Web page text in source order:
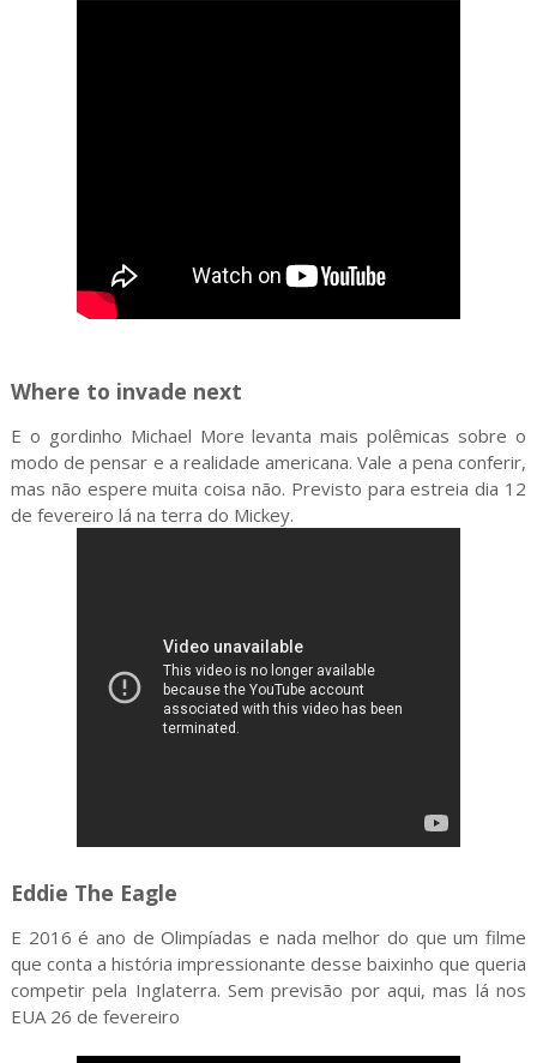
Where to invade next
E o gordinho Michael More levanta mais polêmicas sobre o
modo de pensar e a realidade americana. Vale a pena conferir,
mas não espere muita coisa não. Previsto para estreia dia 12
de fevereiro lá na terra do Mickey.
Eddie The Eagle
E 2016 é ano de Olimpíadas e nada melhor do que um filme
que conta a história impressionante desse baixinho que queria
competir pela Inglaterra. Sem previsão por aqui, mas lá nos
EUA 26 de fevereiro